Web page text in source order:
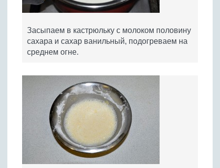
Засыпаем в кастрюльку с молоком половину
сахара и сахар ванильный, подогреваем на
среднем огне.